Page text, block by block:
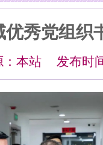
优秀党组织
本站 发布时间